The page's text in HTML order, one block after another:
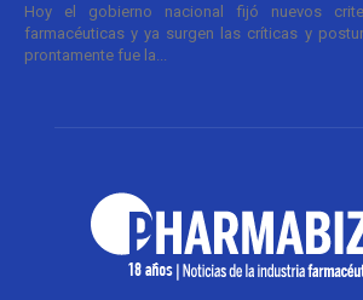
Hoy el gobierno nacional fijó nuevos
farmacéuticas y ya surgen las críticas y
prontamente fue la...